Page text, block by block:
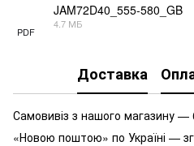
PDF
JAM72D40_555-580_GB
4.7 МБ
Доставка
Самовивіз з нашого магазину —
«Новою поштою» по Україні —